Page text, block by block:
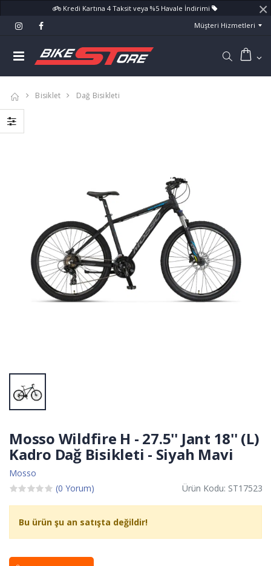
Kredi Kartına 4 Taksit veya %5 Havale İndirimi ×
Müşteri Hizmetleri
Bisiklet Dağ Bisikleti
Mosso Wildfire H - 27.5'' Jant 18'' (L)
Kadro Dağ Bisikleti - Siyah Mavi
Mosso
(0 Yorum)
Ürün Kodu: ST17523
Bu ürün şu an satışta değildir!